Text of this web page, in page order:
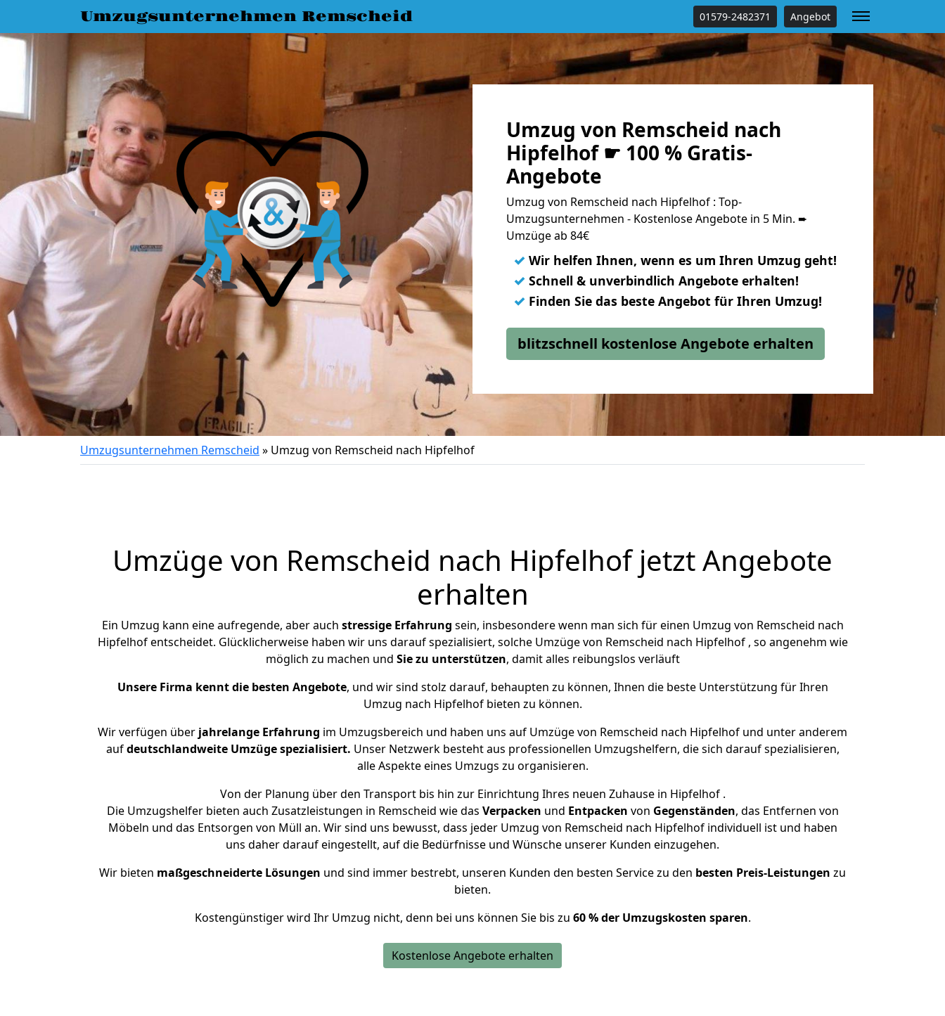
Umzugsunternehmen Remscheid 01579-2482371 Angebot
Umzug von Remscheid nach
Hipfelhof ☛ 100 % Gratis-
Angebote
Umzug von Remscheid nach Hipfelhof : Top-
Umzugsunternehmen - Kostenlose Angebote in 5 Min. ➨
Umzüge ab 84€
✓ Wir helfen Ihnen, wenn es um Ihren Umzug geht!
✓ Schnell & unverbindlich Angebote erhalten!
✓ Finden Sie das beste Angebot für Ihren Umzug!
blitzschnell kostenlose Angebote erhalten
Umzugsunternehmen Remscheid » Umzug von Remscheid nach Hipfelhof
Umzüge von Remscheid nach Hipfelhof jetzt Angebote
erhalten
Ein Umzug kann eine aufregende, aber auch stressige Erfahrung sein, insbesondere wenn man sich für einen Umzug von Remscheid nach
Hipfelhof entscheidet. Glücklicherweise haben wir uns darauf spezialisiert, solche Umzüge von Remscheid nach Hipfelhof , so angenehm wie
möglich zu machen und Sie zu unterstützen, damit alles reibungslos verläuft
Unsere Firma kennt die besten Angebote, und wir sind stolz darauf, behaupten zu können, Ihnen die beste Unterstützung für Ihren
Umzug nach Hipfelhof bieten zu können.
Wir verfügen über jahrelange Erfahrung im Umzugsbereich und haben uns auf Umzüge von Remscheid nach Hipfelhof und unter anderem
aufdeutschlandweite Umzüge spezialisiert. Unser Netzwerk besteht aus professionellen Umzugshelfern, die sich darauf spezialisieren,
alle Aspekte eines Umzugs zu organisieren.
Von der Planung über den Transport bis hin zur Einrichtung Ihres neuen Zuhause in Hipfelhof .
Die Umzugshelfer bieten auch Zusatzleistungen in Remscheid wie das Verpacken und Entpacken von Gegenständen, das Entfernen von
Möbeln und das Entsorgen von Müll an. Wir sind uns bewusst, dass jeder Umzug von Remscheid nach Hipfelhof individuell ist und haben
uns daher darauf eingestellt, auf die Bedürfnisse und Wünsche unserer Kunden einzugehen.
Wir bieten maßgeschneiderte Lösungen und sind immer bestrebt, unseren Kunden den besten Service zu den besten Preis-Leistungen zu
bieten.
Kostengünstiger wird Ihr Umzug nicht, denn bei uns können Sie bis zu 60 % der Umzugskosten sparen.
Kostenlose Angebote erhalten